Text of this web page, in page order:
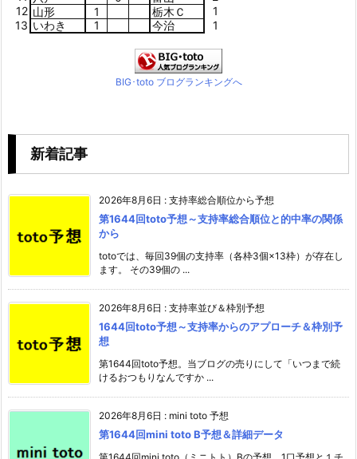
12 山形 1 栃木Ｃ
1
13 いわき 1 今治 1
BIG･toto ブログランキングへ
新着記事
2026年8月6日 : 支持率総合順位から予想
第1644回toto予想～支持率総合順位と的中率の関係
から
totoでは、毎回39個の支持率（各枠3個×13枠）が存在し
ます。 その39個の ...
2026年8月6日 : 支持率並び＆枠別予想
1644回toto予想～支持率からのアプローチ＆枠別予
想
第1644回toto予想。当ブログの売りにして「いつまで続
けるおつもりなんですか ...
2026年8月6日 : mini toto 予想
第1644回mini toto B予想＆詳細データ